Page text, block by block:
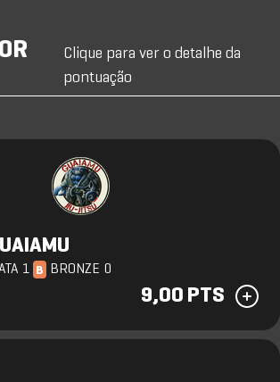
Clique para ver o detalhe da
pontuação
1 B BRONZE 0
9,00 PTS